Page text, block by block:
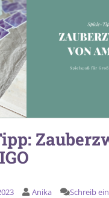
Anika
Schreib